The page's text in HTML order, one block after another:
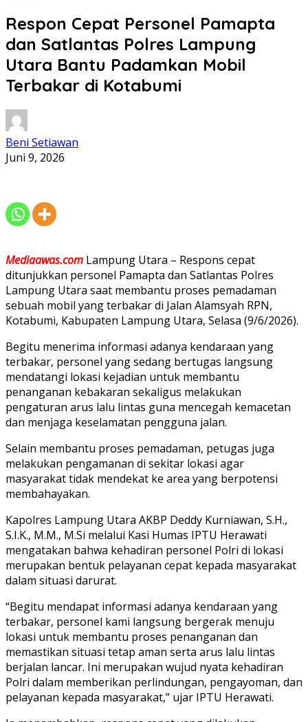
Respon Cepat Personel Pamapta
dan Satlantas Polres Lampung
Utara Bantu Padamkan Mobil
Terbakar di Kotabumi
Beni Setiawan
Juni 9, 2026
Mediaawas.com Lampung Utara – Respons cepat
ditunjukkan personel Pamapta dan Satlantas Polres
Lampung Utara saat membantu proses pemadaman
sebuah mobil yang terbakar di Jalan Alamsyah RPN,
Kotabumi, Kabupaten Lampung Utara, Selasa (9/6/2026).
Begitu menerima informasi adanya kendaraan yang
terbakar, personel yang sedang bertugas langsung
mendatangi lokasi kejadian untuk membantu
penanganan kebakaran sekaligus melakukan
pengaturan arus lalu lintas guna mencegah kemacetan
dan menjaga keselamatan pengguna jalan.
Selain membantu proses pemadaman, petugas juga
melakukan pengamanan di sekitar lokasi agar
masyarakat tidak mendekat ke area yang berpotensi
membahayakan.
Kapolres Lampung Utara AKBP Deddy Kurniawan, S.H.,
S.I.K., M.M., M.Si melalui Kasi Humas IPTU Herawati
mengatakan bahwa kehadiran personel Polri di lokasi
merupakan bentuk pelayanan cepat kepada masyarakat
dalam situasi darurat.
“Begitu mendapat informasi adanya kendaraan yang
terbakar, personel kami langsung bergerak menuju
lokasi untuk membantu proses penanganan dan
memastikan situasi tetap aman serta arus lalu lintas
berjalan lancar. Ini merupakan wujud nyata kehadiran
Polri dalam memberikan perlindungan, pengayoman, dan
pelayanan kepada masyarakat,” ujar IPTU Herawati.